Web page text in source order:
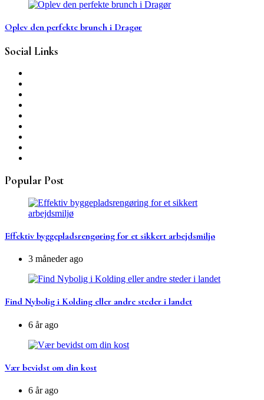
Oplev den perfekte brunch i Dragør
Social Links
Popular Post
Effektiv byggepladsrengøring for et sikkert arbejdsmiljø
3 måneder ago
Find Nybolig i Kolding eller andre steder i landet
6 år ago
Vær bevidst om din kost
6 år ago